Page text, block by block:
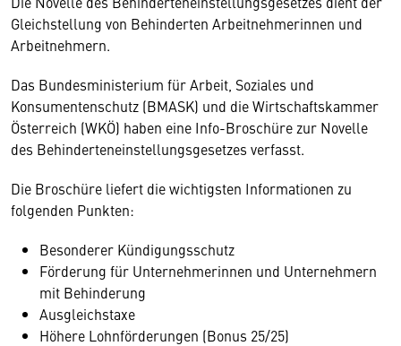
Gleichstellung von Behinderten Arbeitnehmerinnen und
Arbeitnehmern.
Das Bundesministerium für Arbeit, Soziales und
Konsumentenschutz (BMASK) und die Wirtschaftskammer
Österreich (WKÖ) haben eine Info-Broschüre zur Novelle
des Behinderteneinstellungsgesetzes verfasst.
Die Broschüre liefert die wichtigsten Informationen zu
folgenden Punkten:
Besonderer Kündigungsschutz
Förderung für Unternehmerinnen und Unternehmern
mit Behinderung
Ausgleichstaxe
Höhere Lohnförderungen (Bonus 25/25)